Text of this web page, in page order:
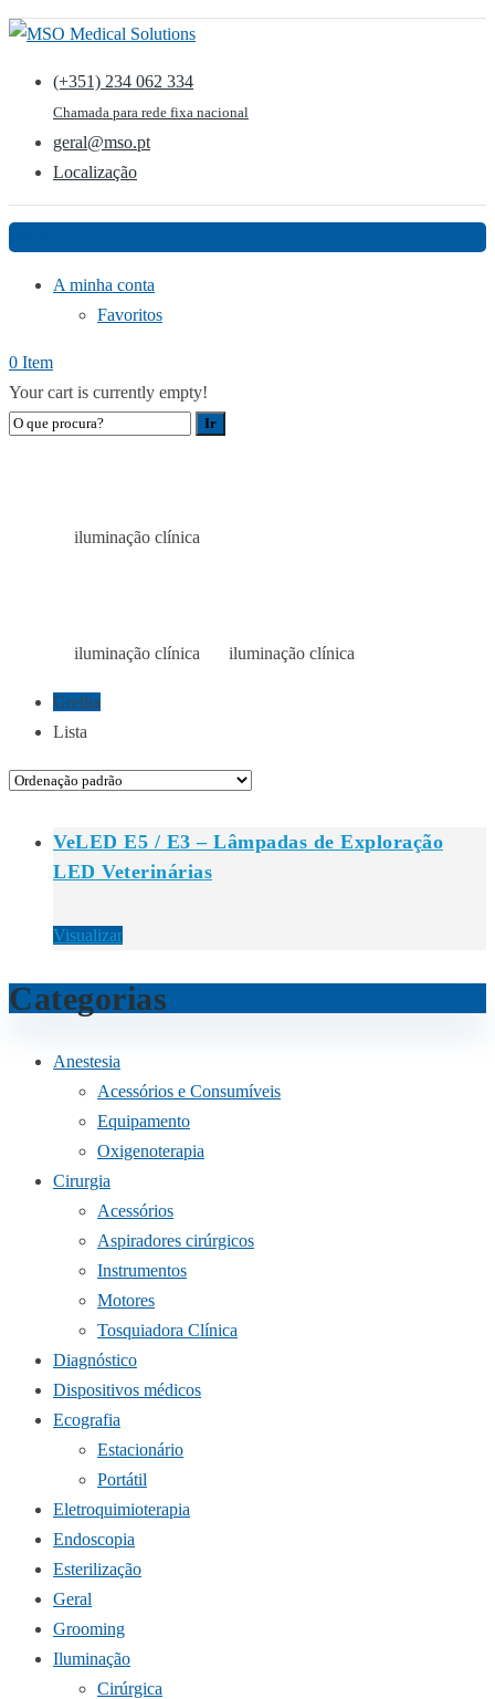
(+351) 234 062 334
Chamada para rede fixa nacional
geral@mso.pt
Localização
A minha conta
Favoritos
0 Item
Your cart is currently empty!
iluminação clínica
iluminação clínica iluminação clínica
Grelha
Lista
VeLED E5 / E3 – Lâmpadas de Exploração
LED Veterinárias
Visualizar
Categorias
Anestesia
Acessórios e Consumíveis
Equipamento
Oxigenoterapia
Cirurgia
Acessórios
Aspiradores cirúrgicos
Instrumentos
Motores
Tosquiadora Clínica
Diagnóstico
Dispositivos médicos
Ecografia
Estacionário
Portátil
Eletroquimioterapia
Endoscopia
Esterilização
Geral
Grooming
Iluminação
Cirúrgica